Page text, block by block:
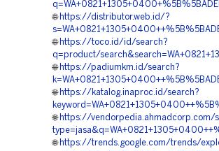
🌐 https://distributor.web.id/?
🌐 https://toco.id/id/search?
q=product/
🌐 https://padiumkm.id/search?
🌐 https://katalog.inaproc.id/search?
🌐 https://vendorpedia.ahmadcorp.com/
🌐 https://trends.google.com/trends/